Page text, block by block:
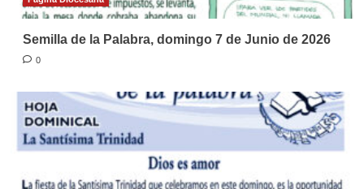
Semilla de la Palabra, domingo 7 de Junio de 2026
0